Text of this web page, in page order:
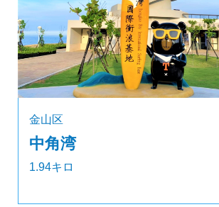
金山区
中角湾
1.94キロ